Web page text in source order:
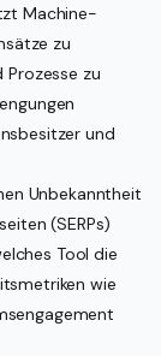
Machine-
zu
Prozesse zu
und
Unbekanntheit
(SERPs)
Tool die
wie